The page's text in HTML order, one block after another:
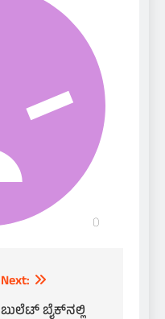
Next:
ಬುಲೆಟ್ ಬೈಕ್‌ನಲ್ಲಿ